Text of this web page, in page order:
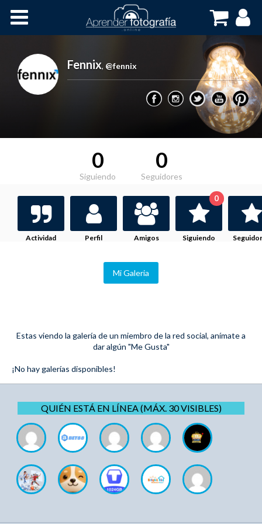
Cursos OnLine
Fennix, @fennix
0
Siguiendo
0
Seguidores
Actividad Perfil Amigos Siguiendo
0
Mi Galeria
Estas viendo la galería de un miembro de la red social, anímate a
dar algún "Me Gusta"
¡No hay galerías disponibles!
QUIÉN ESTÁ EN LÍNEA (MÁX. 30 VISIBLES)